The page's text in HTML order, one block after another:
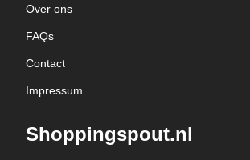
Over ons
FAQs
Contact
Impressum
Shoppingspout.nl